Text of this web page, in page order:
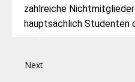
zahlreiche
hauptsächlich Studenten
Next